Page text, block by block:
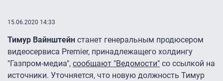
15.06.2020 14:33
Тимур Вайнштейн станет генеральным продюсером
видеосервиса Premier, принадлежащего холдингу
"Газпром-медиа", сообщают "Ведомости" со ссылкой на
источники. Уточняется, что новую должность Тимур